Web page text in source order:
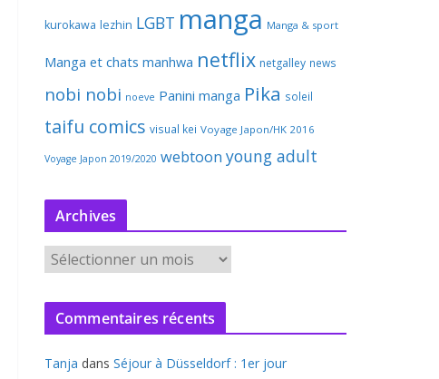
kurokawa lezhin LGBT manga Manga & sport
Manga et chats manhwa netflix netgalley news
nobi nobi noeve Panini manga Pika soleil
taifu comics visual kei Voyage Japon/HK 2016
Voyage Japon 2019/2020 webtoon young adult
Archives
r
c
v
Commentaires récents
Tanja dans Séjour à Düsseldorf : 1er jour